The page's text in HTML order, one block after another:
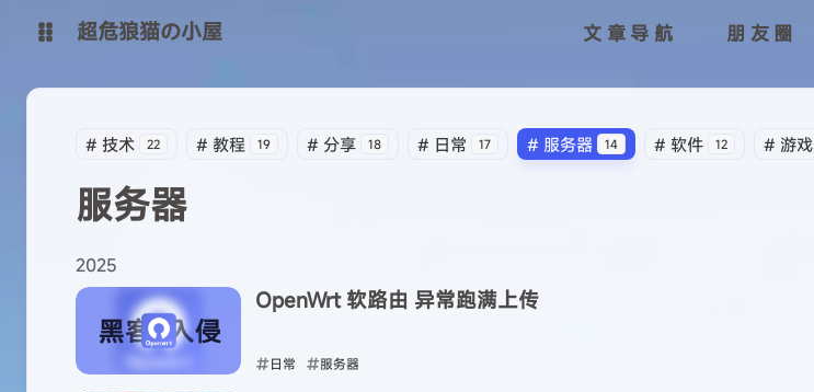
SpeedOnline-Team
超危狼猫の小屋 文章导航 朋友圈
# 技术 22 # 教程 19 # 分享 18 # 日常 17 # 服务器 14 # 软件 12 # 游戏
服务器
2025
OpenWrt 软路由 异常跑满上传
日常 服务器